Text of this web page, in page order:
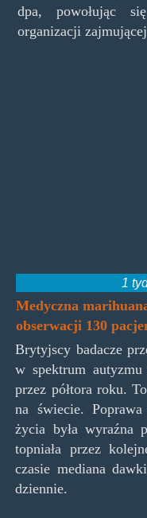
dpa, powołując
organizacji
1
Medyczna
obserwacji 130
Brytyjscy badacze
w spektrum
przez półtora roku.
na świecie.
życia była wyraźna
topniała przez
czasie mediana
dziennie.